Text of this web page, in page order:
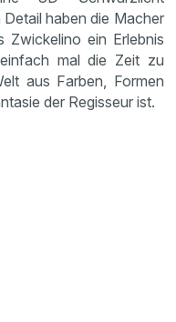
haben die Macher
Zwickelino ein Erlebnis
mal die Zeit zu
aus Farben, Formen
der Regisseur ist.